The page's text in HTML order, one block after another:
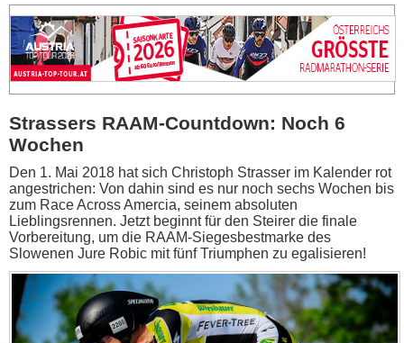
Strassers RAAM-Countdown: Noch 6
Wochen
Den 1. Mai 2018 hat sich Christoph Strasser im Kalender rot
angestrichen: Von dahin sind es nur noch sechs Wochen bis
zum Race Across Amercia, seinem absoluten
Lieblingsrennen. Jetzt beginnt für den Steirer die finale
Vorbereitung, um die RAAM-Siegesbestmarke des
Slowenen Jure Robic mit fünf Triumphen zu egalisieren!